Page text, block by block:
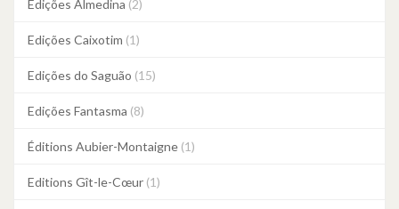
Edições Almedina (2)
Edições Caixotim (1)
Edições do Saguão (15)
Edições Fantasma (8)
Éditions Aubier-Montaigne (1)
Editions Gît-le-Cœur (1)